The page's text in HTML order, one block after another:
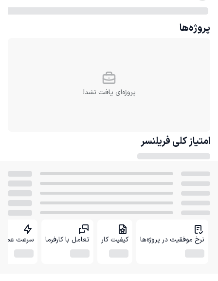
پروژه‌ها
پروژه‌ای یافت نشد!
امتیاز کلی فریلنسر
نرخ موفقیت در پروژه‌ها کیفیت کار تعامل با کارفرما سرعت عمل